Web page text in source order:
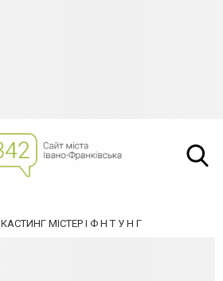
КАСТИНГ МІСТЕР І Ф Н Т У Н Г